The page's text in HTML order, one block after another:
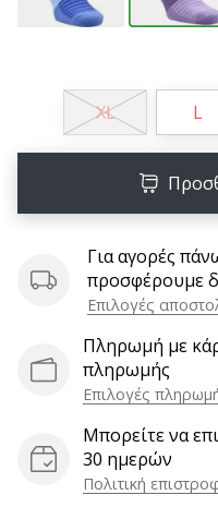
μας.
11. 8. 2022
9 λεπτά ανάγνωσης
Weplayvolleyball
Συνεργατών
τον
ιστότοπο,
ιστολόγιο,
Facebook
ή
φόρουμ
XL L
Για αγορές
προσφέρουμε
Επιλογές
Πληρωμή με
πληρωμής
Επιλογές
Μπορείτε να
30 ημερών
Πολιτική